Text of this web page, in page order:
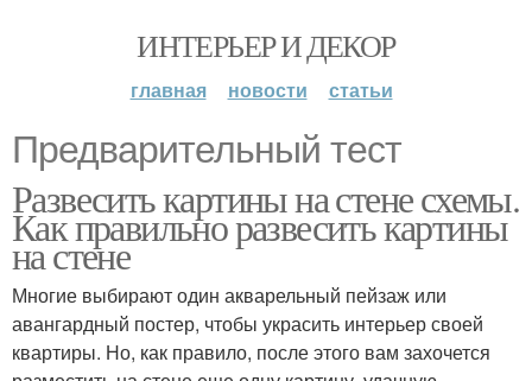
ИНТЕРЬЕР И ДЕКОР
главная новости статьи
Предварительный тест
Развесить картины на стене схемы.
Как правильно развесить картины
на стене
Многие выбирают один акварельный пейзаж или
авангардный постер, чтобы украсить интерьер своей
квартиры. Но, как правило, после этого вам захочется